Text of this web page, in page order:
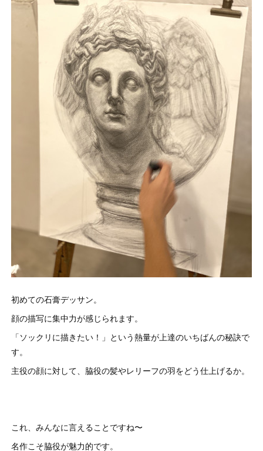
初めての石膏デッサン。
顔の描写に集中力が感じられます。
「ソックリに描きたい！」という熱量が上達のいちばんの秘訣で
す。
主役の顔に対して、脇役の髪やレリーフの羽をどう仕上げるか。
これ、みんなに言えることですね〜
名作こそ脇役が魅力的です。